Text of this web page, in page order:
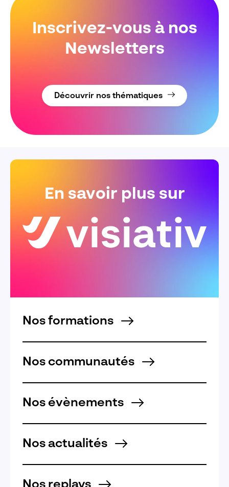
Inscrivez-vous à nos
Newsletters
Découvrir nos thématiques
En savoir plus sur
Nos formations
Nos communautés
Nos évènements
Nos actualités